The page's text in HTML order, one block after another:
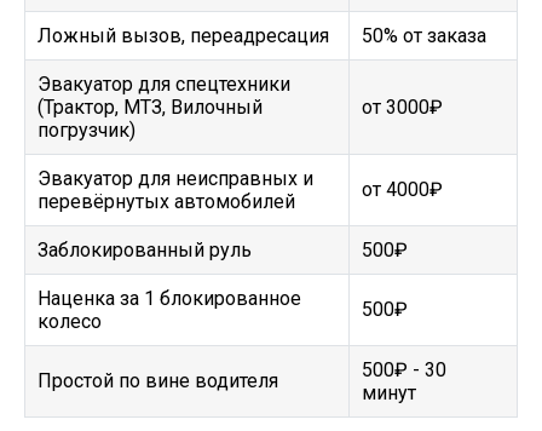
Ложный вызов, переадресация 50% от заказа
Эвакуатор для спецтехники
(Трактор, МТЗ, Вилочный
погрузчик)
от 3000₽
Эвакуатор для неисправных и
перевёрнутых автомобилей
от 4000₽
Заблокированный руль 500₽
Наценка за 1 блокированное
колесо
500₽
Простой по вине водителя
500₽ - 30
минут